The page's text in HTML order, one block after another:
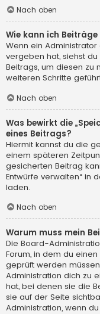
Nach oben
Wie kann ich
Wenn ein
vergeben hat, siehst
Beitrags, um diesen zu
weiteren Schritte
Nach oben
Was bewirkt die
eines Beitrags?
Hiermit kannst du die
einem späteren
gesicherten Beitrag
Entwürfe verwalten“ in
laden.
Nach oben
Warum muss mein
Die Board-
Forum, in dem du
geprüft werden
Administration dich zu
hat, bei denen sie die
sie auf der Seite
Administration, wenn